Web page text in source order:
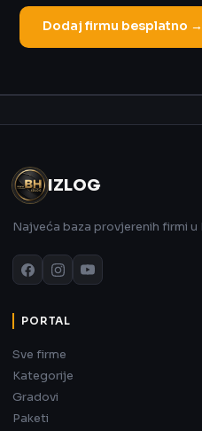
Dodaj firmu besplatno →
IZLOG
Najveća baza provjerenih firmi u
PORTAL
Sve firme
Kategorije
Gradovi
Paketi